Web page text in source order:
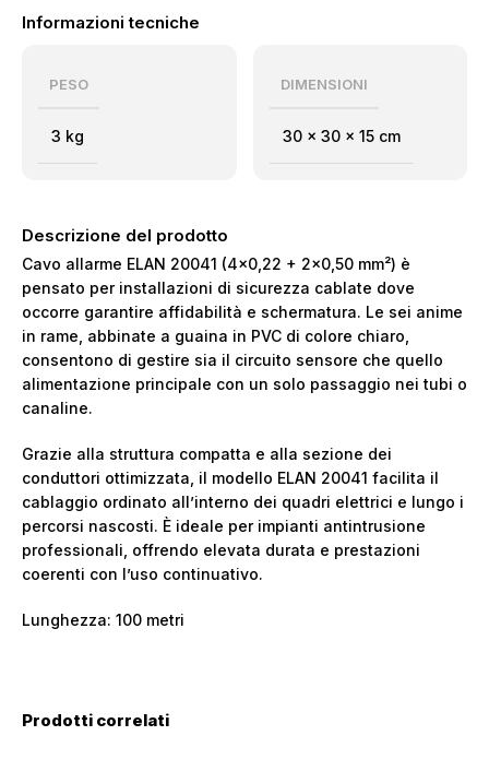
Informazioni tecniche
PESO
3 kg
DIMENSIONI
30 × 30 × 15 cm
Descrizione del prodotto
Cavo allarme ELAN 20041 (4×0,22 + 2×0,50 mm²) è
pensato per installazioni di sicurezza cablate dove
occorre garantire affidabilità e schermatura. Le sei anime
in rame, abbinate a guaina in PVC di colore chiaro,
consentono di gestire sia il circuito sensore che quello
alimentazione principale con un solo passaggio nei tubi o
canaline.
Grazie alla struttura compatta e alla sezione dei
conduttori ottimizzata, il modello ELAN 20041 facilita il
cablaggio ordinato all’interno dei quadri elettrici e lungo i
percorsi nascosti. È ideale per impianti antintrusione
professionali, offrendo elevata durata e prestazioni
coerenti con l’uso continuativo.
Lunghezza: 100 metri
Prodotti correlati